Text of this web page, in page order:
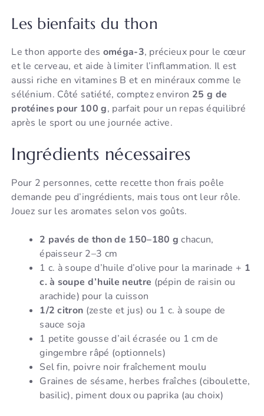
Les bienfaits du thon
Le thon apporte des oméga-3, précieux pour le cœur
et le cerveau, et aide à limiter l’inflammation. Il est
aussi riche en vitamines B et en minéraux comme le
sélénium. Côté satiété, comptez environ 25 g de
protéines pour 100 g, parfait pour un repas équilibré
après le sport ou une journée active.
Ingrédients nécessaires
Pour 2 personnes, cette recette thon frais poêle
demande peu d’ingrédients, mais tous ont leur rôle.
Jouez sur les aromates selon vos goûts.
2 pavés de thon de 150–180 g chacun,
épaisseur 2–3 cm
1 c. à soupe d’huile d’olive pour la marinade + 1
c. à soupe d’huile neutre (pépin de raisin ou
arachide) pour la cuisson
1/2 citron (zeste et jus) ou 1 c. à soupe de
sauce soja
1 petite gousse d’ail écrasée ou 1 cm de
gingembre râpé (optionnels)
Sel fin, poivre noir fraîchement moulu
Graines de sésame, herbes fraîches (ciboulette,
basilic), piment doux ou paprika (au choix)